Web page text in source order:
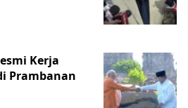
Kerja
Prambanan